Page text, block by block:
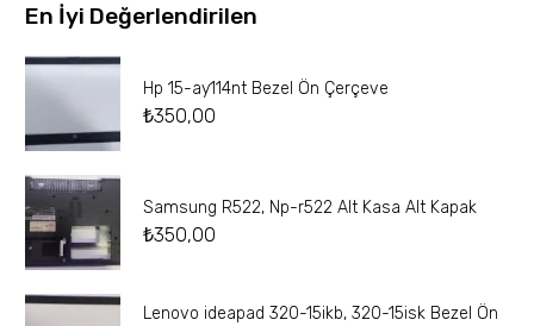
En İyi Değerlendirilen
Hp 15-ay114nt Bezel Ön Çerçeve
₺350,00
Samsung R522, Np-r522 Alt Kasa Alt Kapak
₺350,00
Lenovo ideapad 320-15ikb, 320-15isk Bezel Ön